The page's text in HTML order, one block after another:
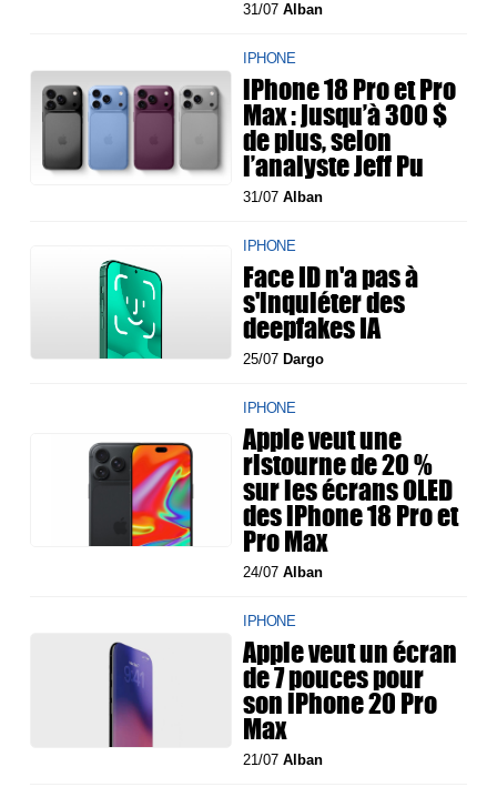
31/07Alban
IPHONE
iPhone 18 Pro et Pro
Max : jusqu’à 300 $
de plus, selon
l’analyste Jeff Pu
31/07Alban
IPHONE
Face ID n'a pas à
s'inquiéter des
deepfakes IA
25/07 Dargo
IPHONE
Apple veut une
ristourne de 20 %
sur les écrans OLED
des iPhone 18 Pro et
Pro Max
24/07Alban
IPHONE
Apple veut un écran
de 7 pouces pour
son iPhone 20 Pro
Max
21/07Alban